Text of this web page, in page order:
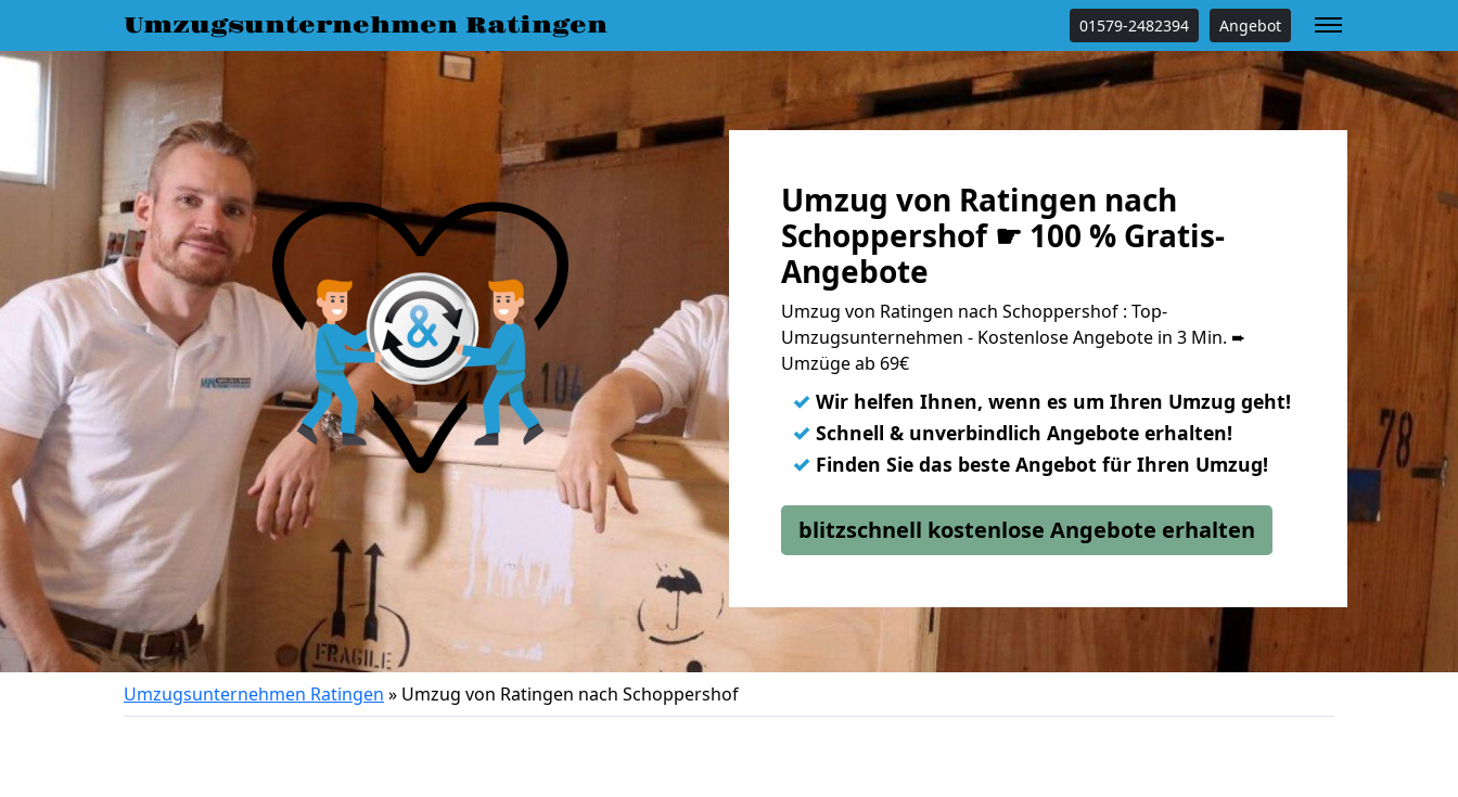
Umzugsunternehmen Ratingen 01579-2482394 Angebot
Umzug von Ratingen nach
Schoppershof ☛ 100 % Gratis-
Angebote
Umzug von Ratingen nach Schoppershof : Top-
Umzugsunternehmen - Kostenlose Angebote in 3 Min. ➨
Umzüge ab 69€
✓ Wir helfen Ihnen, wenn es um Ihren Umzug geht!
✓ Schnell & unverbindlich Angebote erhalten!
✓ Finden Sie das beste Angebot für Ihren Umzug!
blitzschnell kostenlose Angebote erhalten
Umzugsunternehmen Ratingen » Umzug von Ratingen nach Schoppershof